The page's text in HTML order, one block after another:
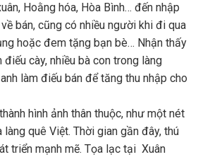
Hoằng hóa, Hòa Bình… đến nhập
bán, cũng có nhiều người khi đi qua
hoặc đem tặng bạn bè… Nhận thấy
cày, nhiều bà con trong làng
làm điếu bán để tăng thu nhập cho
hình ảnh thân thuộc, như một nét
quê Việt. Thời gian gần đây, thú
triển mạnh mẽ. Tọa lạc tại Xuân